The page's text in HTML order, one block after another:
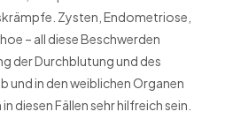
Zysten, Endometriose,
– all diese Beschwerden
der Durchblutung und des
und in den weiblichen Organen
diesen Fällen sehr hilfreich sein.